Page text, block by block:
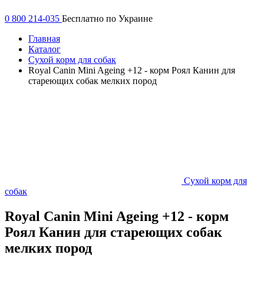
0 800 214-035 Бесплатно по Украине
Главная
Каталог
Сухой корм для собак
Royal Canin Mini Ageing +12 - корм Роял Канин для
стареющих собак мелких пород
Сухой корм для
собак
Royal Canin Mini Ageing +12 - корм
Роял Канин для стареющих собак
мелких пород